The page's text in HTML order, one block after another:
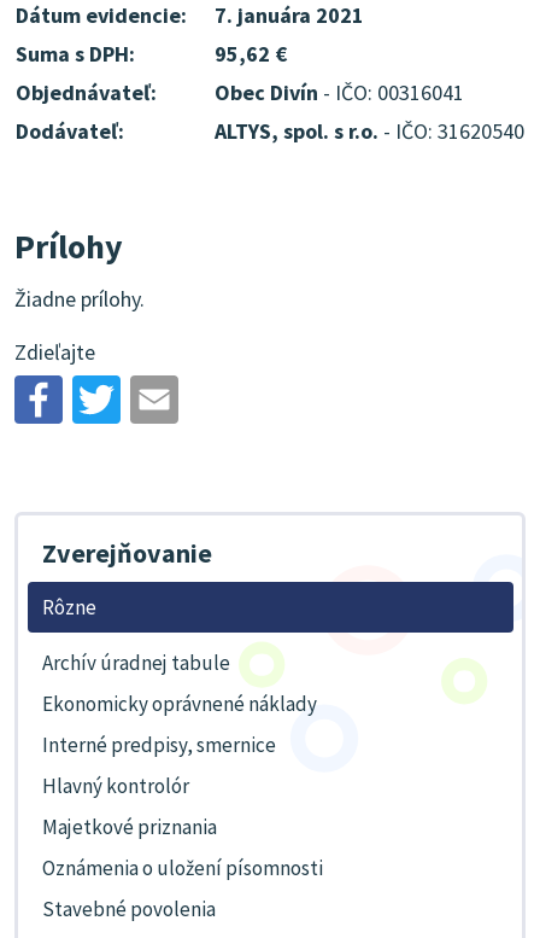
Dátum evidencie:
7. januára 2021
Suma s DPH:
95,62 €
Objednávateľ:
Obec Divín - IČO: 00316041
Dodávateľ:
ALTYS, spol. s r.o. - IČO: 31620540
Prílohy
Žiadne prílohy.
Zdieľajte
Zverejňovanie
Rôzne
Archív úradnej tabule
Ekonomicky oprávnené náklady
Interné predpisy, smernice
Hlavný kontrolór
Majetkové priznania
Oznámenia o uložení písomnosti
Stavebné povolenia